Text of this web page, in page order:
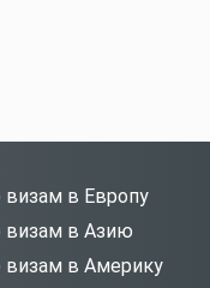
визам в Европу
визам в Азию
визам в Америку